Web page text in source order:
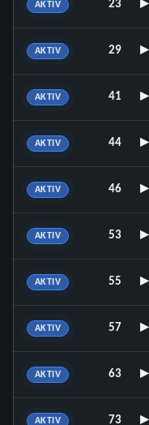
AKTIV 23 ▸
AKTIV 29 ▸
AKTIV 41 ▸
AKTIV 44 ▸
AKTIV 46 ▸
AKTIV 53 ▸
AKTIV 55 ▸
AKTIV 57 ▸
AKTIV 63 ▸
AKTIV 73 ▸